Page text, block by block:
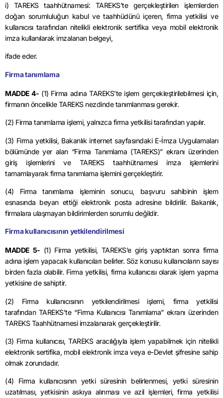
i) TAREKS taahhütnamesi: TAREKS’tegerçekleştirilen işlemlerden
doğan sorumluluğun kabul ve taahhüdünü içeren, firma yetkilisi ve
kullanıcısı tarafından nitelikli elektronik sertifika veya mobil elektronik
imza kullanılarak imzalanan belgeyi,
ifadeeder.
Firma tanımlama
MADDE 4- (1) Firma adınaTAREKS’teişlem gerçekleştirilebilmesi için,
firmanın öncelikle TAREKS nezdinde tanımlanması gerekir.
(2) Firma tanımlama işlemi, yalnızca firma yetkilisi tarafından yapılır.
(3) Firma yetkilisi, Bakanlık internet sayfasındaki E-İmza Uygulamaları
bölümünde yer alan “Firma Tanımlama (TAREKS)” ekranı üzerinden
giriş işlemlerini ve TAREKS taahhütnamesi imza işlemlerini
tamamlayarak firma tanımlama işlemini gerçekleştirir.
(4) Firma tanımlama işleminin sonucu, başvuru sahibinin işlem
esnasında beyan ettiği elektronik posta adresine bildirilir. Bakanlık,
firmalara ulaşmayan bildirimlerden sorumlu değildir.
Firma kullanıcısının yetkilendirilmesi
MADDE 5- (1) Firma yetkilisi, TAREKS’egiriş yaptıktan sonra firma
adına işlem yapacak kullanıcıları belirler. Söz konusu kullanıcıların sayısı
birden fazla olabilir. Firma yetkilisi, firma kullanıcısı olarak işlem yapma
yetkisine de sahiptir.
(2) Firma kullanıcısının yetkilendirilmesi işlemi, firma yetkilisi
tarafından TAREKS’te“Firma Kullanıcısı Tanımlama” ekranı üzerinden
TAREKS Taahhütnamesi imzalanarak gerçekleştirilir.
(3) Firma kullanıcısı, TAREKS aracılığıyla işlem yapabilmek için nitelikli
elektronik sertifika, mobil elektronik imza veya e-Devlet şifresine sahip
olmak zorundadır.
(4) Firma kullanıcısının yetki süresinin belirlenmesi, yetki süresinin
uzatılması, yetkisinin askıya alınması ve azil işlemleri, firma yetkilisi